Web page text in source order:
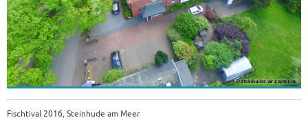
Fischtival 2016, Steinhude am Meer